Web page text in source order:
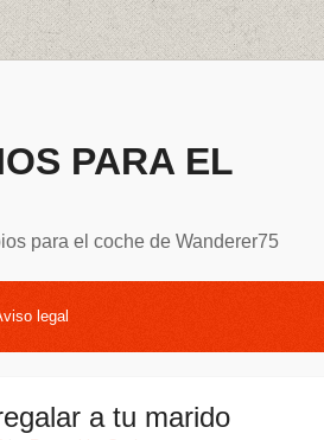
PARA EL
para el coche de Wanderer75
legal
a tu marido